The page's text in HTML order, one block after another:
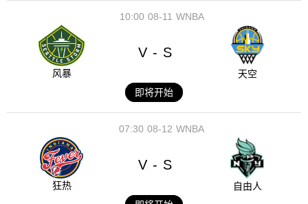
08-11
10:00 WNBA
风暴
V - S
天空
即将开始
08-12
07:30 WNBA
狂热
V - S
自由人